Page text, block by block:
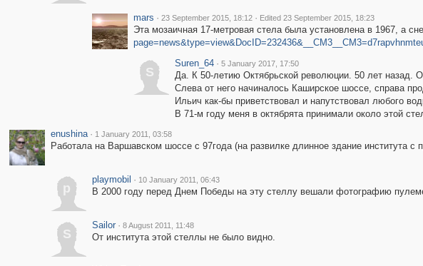
mars · 23 September 2015, 18:12 · Edited 23 September 2015, 18:23
Эта мозаичная 17-метровая стела была установлена в 1967, а
S
Suren_64 · 5 January 2017, 17:50
Да. К 50-летию Октябрьской революции. 50 лет назад.
Слева от него начиналось Каширское шоссе, справа
Ильич как-бы приветствовал и напутствовал любого
В 71-м году меня в октябрята принимали около этой
enushina · 1 January 2011, 03:58
Работала на Варшавском шоссе с 97года (на развилке длинное здание института с
p
playmobil · 10 January 2011, 06:43
В 2000 году перед Днем Победы на эту стеллу вешали фотографию
S
Sailor · 8 August 2011, 11:48
От института этой стеллы не было видно.